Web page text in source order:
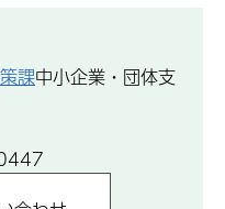
課中小企業・団体支